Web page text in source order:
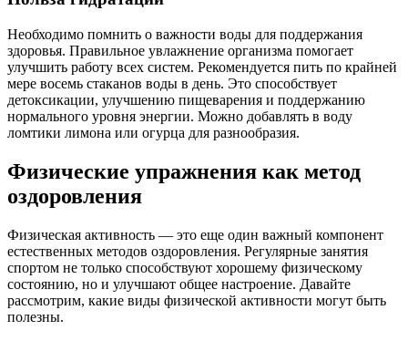
Необходимо помнить о важности воды для поддержания
здоровья. Правильное увлажнение организма помогает
улучшить работу всех систем. Рекомендуется пить по крайней
мере восемь стаканов воды в день. Это способствует
детоксикации, улучшению пищеварения и поддержанию
нормального уровня энергии. Можно добавлять в воду
ломтики лимона или огурца для разнообразия.
Физические упражнения как метод
оздоровления
Физическая активность — это еще один важный компонент
естественных методов оздоровления. Регулярные занятия
спортом не только способствуют хорошему физическому
состоянию, но и улучшают общее настроение. Давайте
рассмотрим, какие виды физической активности могут быть
полезны.